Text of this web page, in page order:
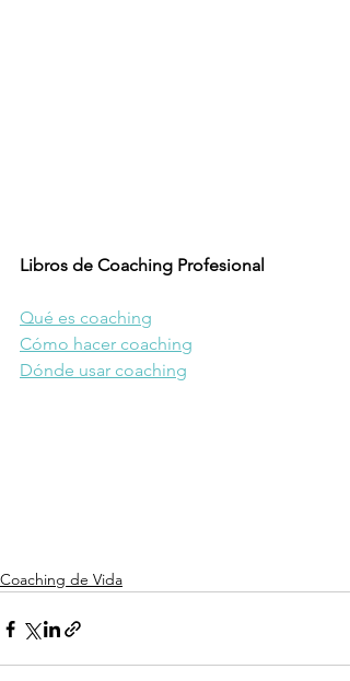
Libros de Coaching Profesional
Qué es coaching
Cómo hacer coaching
Dónde usar coaching
Coaching de Vida